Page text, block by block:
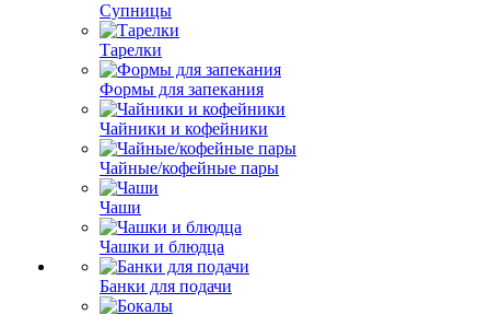
Супницы
Тарелки
Формы для запекания
Чайники и кофейники
Чайные/кофейные пары
Чаши
Чашки и блюдца
Банки для подачи